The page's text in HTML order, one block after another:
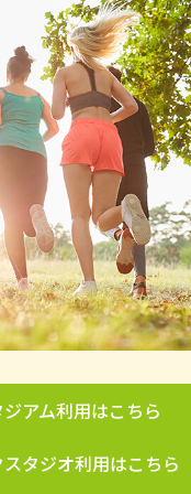
アム利用はこちら
タジオ利用はこちら